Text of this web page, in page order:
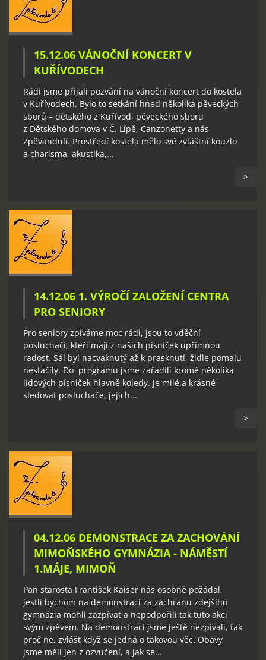
15.12.06 VÁNOČNÍ KONCERT V
KUŘÍVODECH
Rádi jsme přijali pozvání na vánoční koncert do kostela
v Kuřívodech. Bylo to setkání hned několika pěveckých
sborů – dětského z Kuřívod, pěveckého sboru
z Dětského domova v Č. Lípě, Canzonetty a nás
Zpěvandulí. Prostředí kostela mělo své zvláštní kouzlo
a charisma, akustika,...
>
14.12.06 1. VÝROČÍ ZALOŽENÍ CENTRA
PRO SENIORY
Pro seniory zpíváme moc rádi, jsou to vděční
posluchači, kteří mají z našich písniček upřímnou
radost. Sál byl nacvaknutý až k prasknutí, židle pomalu
nestačily. Do programu jsme zařadili kromě několika
lidových písniček hlavně koledy. Je milé a krásné
sledovat posluchače, jejich...
>
04.12.06 DEMONSTRACE ZA ZACHOVÁNÍ
MIMOŇSKÉHO GYMNÁZIA - NÁMĚSTÍ
1.MÁJE, MIMOŇ
Pan starosta František Kaiser nás osobně požádal,
jestli bychom na demonstraci za záchranu zdejšího
gymnázia mohli zazpívat a nepodpořili tak tuto akci
svým zpěvem. Na demonstraci jsme ještě nezpívali, tak
proč ne, zvlášť když se jedná o takovou věc. Obavy
jsme měli jen z ozvučení, a jak se...